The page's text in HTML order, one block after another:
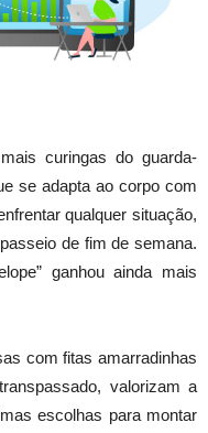
curingas do guarda-
se adapta ao corpo com
qualquer situação,
de fim de semana.
ganhou ainda mais
com fitas amarradinhas
valorizam a
escolhas para montar